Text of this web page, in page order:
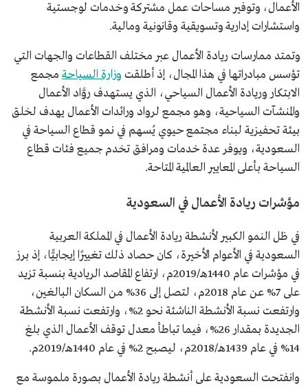
الأعمال، وتوفير مساحات عمل مشتركة وخدمات لوجستية
واستشارات إدارية وتسويقية وقانونية ومالية.
وتمتد ممارسات ريادة الأعمال عبر مختلف القطاعات والجهات التي
تؤسس مبادراتها في هذا المجال، إذ أطلقت وزارة السياحة مجمع
الابتكار وريادة الأعمال السياحي، الذي يستهدف روَّاد الأعمال
والمنشآت السياحية، وهو مجمع لرواد ورائدات الأعمال يهدف لخلق
بيئة تحفيزية لبناء مجتمع حيوي يُسهم في نمو قطاع السياحة في
السعودية، ويوفر عدة خدمات ومرافق تخدم جميع فئات قطاع
السياحة بأعلى المعايير العالمية المتاحة.
مؤشرات ريادة الأعمال في السعودية
في ظل النمو الكبير لأنشطة ريادة الأعمال في المملكة العربية
السعودية في الأعوام الأخيرة، كان حصاد ذلك تغييرًا إيجابيًّا، إذ برز
في مؤشرات عام 1440هـ/2019م، ارتفاع المقاصد الريادية بنسبة تزيد
على 7% عن عام 2018م، لتصل إلى 36% من السكان البالغين،
وارتفعت نسبة الأنشطة الناشئة نحو 2%، وارتفعت نسبة الأنشطة
الجديدة بمقدار 26%، فيما تباطأ معدل توقف الأعمال الذي بلغ
14% في عام 1439هـ/2018م، ليصبح 2% في عام 1440هـ/2019م.
وانفتحت السعودية على أنشطة ريادة الأعمال بصورة ملموسة مع